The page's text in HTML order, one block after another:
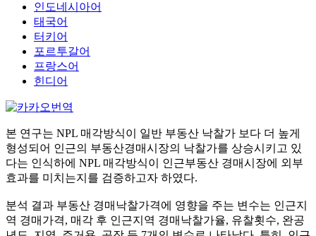
인도네시아어
태국어
터키어
포르투갈어
프랑스어
힌디어
본 연구는 NPL 매각방식이 일반 부동산 낙찰가 보다 더 높게
형성되어 인근의 부동산경매시장의 낙찰가를 상승시키고 있
다는 인식하에 NPL 매각방식이 인근부동산 경매시장에 외부
효과를 미치는지를 검증하고자 하였다.
분석 결과 부동산 경매낙찰가격에 영향을 주는 변수는 인근지
역 경매가격, 매각 후 인근지역 경매낙찰가율, 유찰횟수, 완공